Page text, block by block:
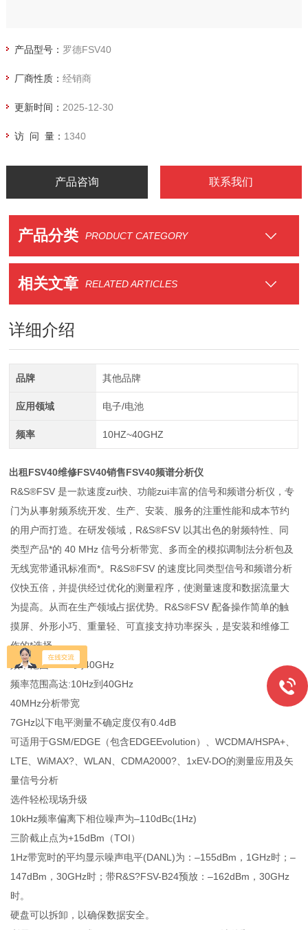
产品型号： 罗德FSV40
厂商性质： 经销商
更新时间： 2025-12-30
访 问 量： 1340
产品咨询 联系我们
产品分类 PRODUCT CATEGORY
相关文章 RELATED ARTICLES
详细介绍
品牌 其他品牌
应用领域 电子/电池
频率 10HZ~40GHZ
出租FSV40维修FSV40销售FSV40频谱分析仪
R&S®FSV 是一款速度zui快、功能zui丰富的信号和频谱分析仪，专
门为从事射频系统开发、生产、安装、服务的注重性能和成本节约
的用户而打造。在研发领域，R&S®FSV 以其出色的射频特性、同
类型产品*的 40 MHz 信号分析带宽、多而全的模拟调制法分析包及
无线宽带通讯标准而*。R&S®FSV 的速度比同类型信号和频谱分析
仪快五倍，并提供经过优化的测量程序，使测量速度和数据流量大
为提高。从而在生产领域占据优势。R&S®FSV 配备操作简单的触
摸屏、外形小巧、重量轻、可直接支持功率探头，是安装和维修工
作的*选择。
频率范围:10Hz到40GHz
频率范围高达:10Hz到40GHz
40MHz分析带宽
7GHz以下电平测量不确定度仅有0.4dB
可适用于GSM/EDGE（包含EDGEEvolution）、WCDMA/HSPA+、
LTE、WiMAX?、WLAN、CDMA2000?、1xEV-DO的测量应用及矢
量信号分析
选件轻松现场升级
10kHz频率偏离下相位噪声为–110dBc(1Hz)
三阶截止点为+15dBm（TOI）
1Hz带宽时的平均显示噪声电平(DANL)为：–155dBm，1GHz时；–
147dBm，30GHz时；带R&S?FSV-B24预放：–162dBm，30GHz
时。
硬盘可以拆卸，以确保数据安全。